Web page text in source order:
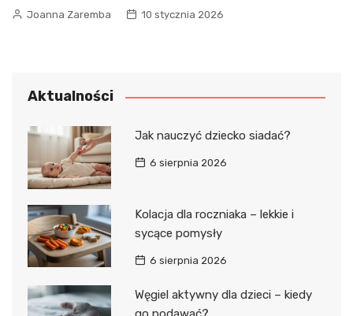
Joanna Zaremba 10 stycznia 2026
Aktualności
Jak nauczyć dziecko siadać?
6 sierpnia 2026
Kolacja dla roczniaka – lekkie i
sycące pomysły
6 sierpnia 2026
Węgiel aktywny dla dzieci – kiedy